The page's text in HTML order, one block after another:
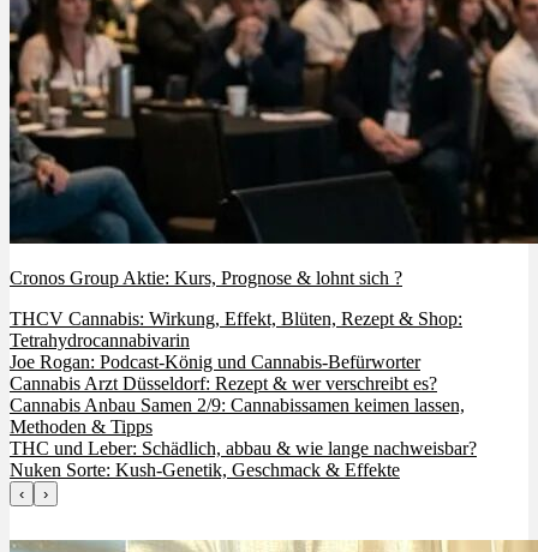
Cronos Group Aktie: Kurs, Prognose & lohnt sich ?
THCV Cannabis: Wirkung, Effekt, Blüten, Rezept & Shop:
Tetrahydrocannabivarin
Joe Rogan: Podcast-König und Cannabis-Befürworter
Cannabis Arzt Düsseldorf: Rezept & wer verschreibt es?
Cannabis Anbau Samen 2/9: Cannabissamen keimen lassen,
Methoden & Tipps
THC und Leber: Schädlich, abbau & wie lange nachweisbar?
Nuken Sorte: Kush-Genetik, Geschmack & Effekte
‹ ›